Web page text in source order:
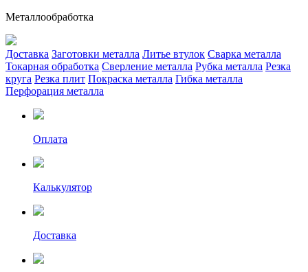
Металлообработка
Доставка Заготовки металла Литье втулок Сварка металла
Токарная обработка Сверление металла Рубка металла Резка
круга Резка плит Покраска металла Гибка металла
Перфорация металла
Оплата
Калькулятор
Доставка